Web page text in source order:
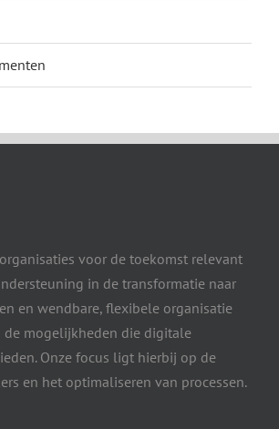
voor de toekomst relevant
in de transformatie naar
en wendbare, flexibele organisatie
de mogelijkheden die digitale
Onze focus ligt hierbij op de
en het optimaliseren van processen.